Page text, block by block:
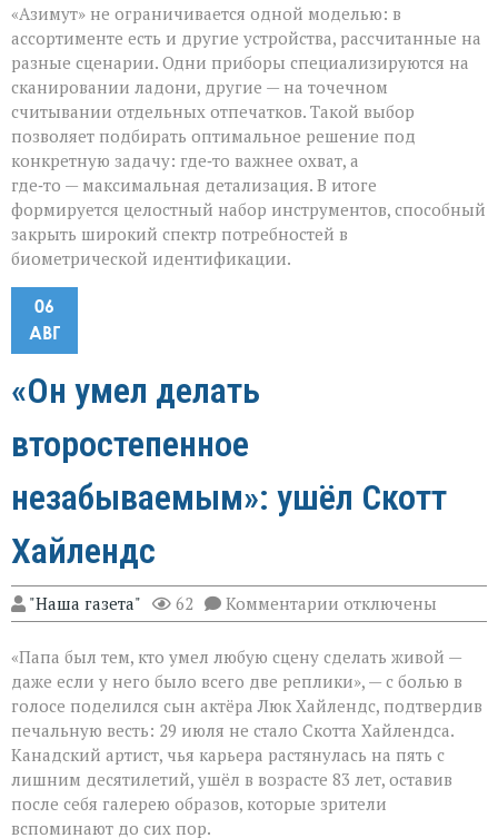
«Азимут» не ограничивается одной моделью: в
ассортименте есть и другие устройства, рассчитанные на
разные сценарии. Одни приборы специализируются на
сканировании ладони, другие — на точечном
считывании отдельных отпечатков. Такой выбор
позволяет подбирать оптимальное решение под
конкретную задачу: где‑то важнее охват, а
где‑то — максимальная детализация. В итоге
формируется целостный набор инструментов, способный
закрыть широкий спектр потребностей в
биометрической идентификации.
06
АВГ
«Он умел делать
второстепенное
незабываемым»: ушёл Скотт
Хайлендс
"Наша газета" 62 Комментарии к
записи
умел
делать
второстепенное
незабываемым»:
ушёл
Скотт
Хайлендс
отключены
«Папа был тем, кто умел любую сцену сделать живой —
даже если у него было всего две реплики», — с болью в
голосе поделился сын актёра Люк Хайлендс, подтвердив
печальную весть: 29 июля не стало Скотта Хайлендса.
Канадский артист, чья карьера растянулась на пять с
лишним десятилетий, ушёл в возрасте 83 лет, оставив
после себя галерею образов, которые зрители
вспоминают до сих пор.